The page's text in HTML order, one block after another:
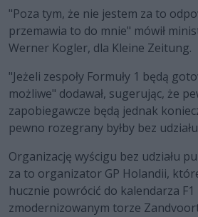
"Poza tym, że nie jestem za to
przemawia to do mnie" mówił
Werner Kogler, dla Kleine Zeitung.
"Jeżeli zespoły Formuły 1 będą
możliwe" dodawał, sugerując, że
zapobiegawcze będą jednak
pewno rozegrany byłby bez
Organizację wyścigu bez udziału
za to organizator GP Holandii,
hucznie powrócić do kalendarza F1
zmodernizowanym torze